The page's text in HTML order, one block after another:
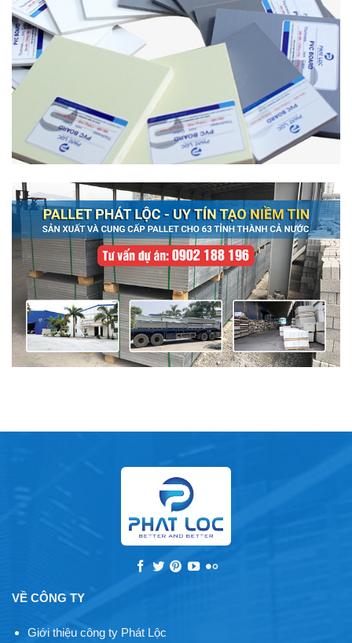
VỀ CÔNG TY
Giới thiệu công ty Phát Lộc